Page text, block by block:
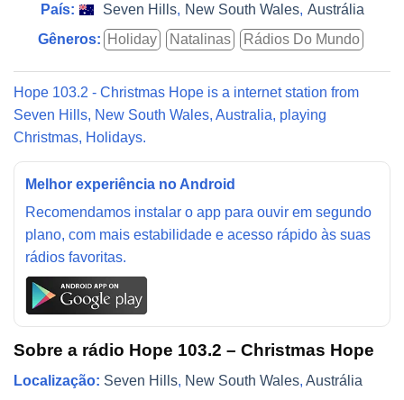
País: Seven Hills, New South Wales, Austrália
Gêneros: Holiday Natalinas Rádios Do Mundo
Hope 103.2 - Christmas Hope is a internet station from
Seven Hills, New South Wales, Australia, playing
Christmas, Holidays.
Melhor experiência no Android
Recomendamos instalar o app para ouvir em segundo
plano, com mais estabilidade e acesso rápido às suas
rádios favoritas.
Sobre a rádio Hope 103.2 – Christmas Hope
Localização: Seven Hills, New South Wales, Austrália